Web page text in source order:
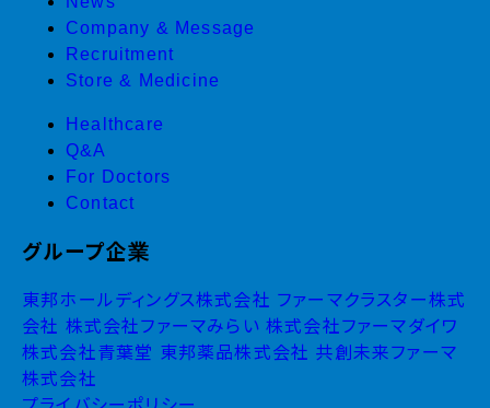
Company & Message
Recruitment
Store & Medicine
Healthcare
Q&A
For Doctors
Contact
グループ企業
東邦ホールディングス株式会社 ファーマクラスター株式
会社 株式会社ファーマみらい 株式会社ファーマダイワ
株式会社青葉堂 東邦薬品株式会社 共創未来ファーマ
株式会社